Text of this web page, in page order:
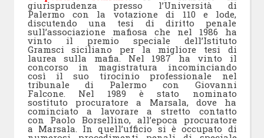
giurisprudenza presso l’Università di
Palermo con la votazione di 110 e lode,
discutendo una tesi di diritto penale
sull’associazione mafiosa che nel 1986 ha
vinto il premio speciale dell’Istituto
Gramsci siciliano per la migliore tesi di
laurea sulla mafia. Nel 1987 ha vinto il
concorso in magistratura incominciando
così il suo tirocinio professionale nel
tribunale di Palermo con Giovanni
Falcone. Nel 1989 è stato nominato
sostituto procuratore a Marsala, dove ha
cominciato a lavorare a stretto contatto
con Paolo Borsellino, all’epoca procuratore
a Marsala. In quell’ufficio si è occupato di